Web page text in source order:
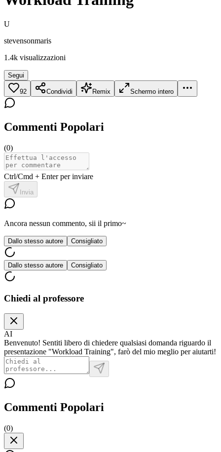
U
stevensonmaris
1.4k visualizzazioni
Segui
92 Condividi Remix Schermo intero
Commenti Popolari
(0)
Ctrl/Cmd + Enter per inviare
Invia
Ancora nessun commento, sii il primo~
Dallo stesso autore Consigliato
Dallo stesso autore Consigliato
Chiedi al professore
AI
Benvenuto! Sentiti libero di chiedere qualsiasi domanda riguardo il
presentazione "Workload Training", farò del mio meglio per aiutarti!
Commenti Popolari
(0)